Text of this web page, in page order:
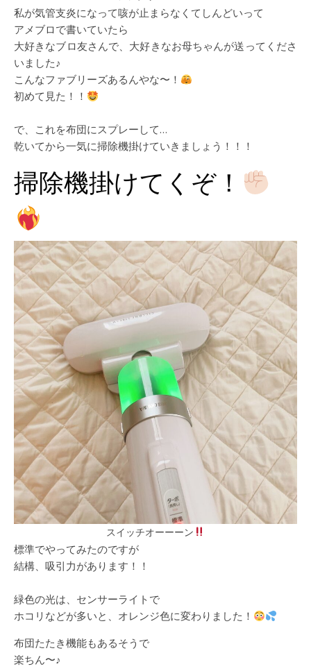
私が気管支炎になって咳が止まらなくてしんどいって
アメブロで書いていたら
大好きなブロ友さんで、大好きなお母ちゃんが送ってくださ
いました♪
こんなファブリーズあるんやな〜！
初めて見た！！
で、これを布団にスプレーして…
乾いてから一気に掃除機掛けていきましょう！！！
掃除機掛けてくぞ！
スイッチオーーーン
標準でやってみたのですが
結構、吸引力があります！！
緑色の光は、センサーライトで
ホコリなどが多いと、オレンジ色に変わりました！
布団たたき機能もあるそうで
楽ちん〜♪